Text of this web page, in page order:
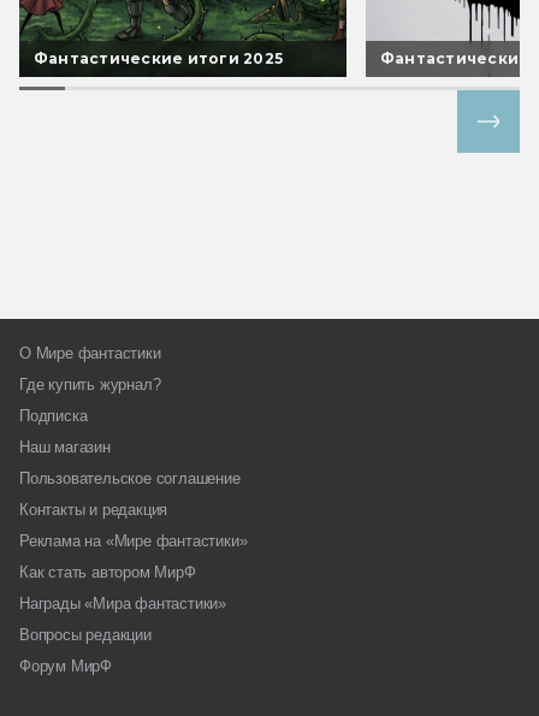
Фантастические итоги 2025 Фантастические
О Мире фантастики
Где купить журнал?
Подписка
Наш магазин
Пользовательское соглашение
Контакты и редакция
Реклама на «Мире фантастики»
Как стать автором МирФ
Награды «Мира фантастики»
Вопросы редакции
Форум МирФ